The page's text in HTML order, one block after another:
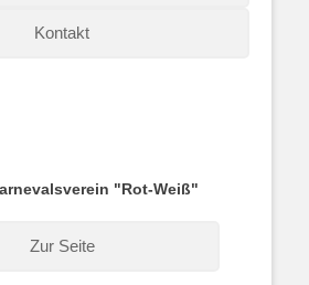
Kontakt
"Rot-Weiß"
Zur Seite